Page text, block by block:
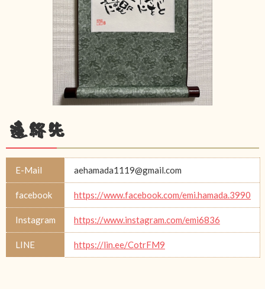
連絡先
E-Mail aehamada1119@gmail.com
facebook https://www.facebook.com/emi.hamada.3990
Instagram https://www.instagram.com/emi6836
LINE https://lin.ee/CotrFM9